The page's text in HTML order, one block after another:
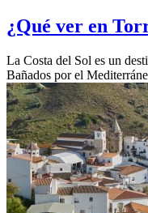
¿Qué ver en
La Costa del Sol es un
Bañados por el